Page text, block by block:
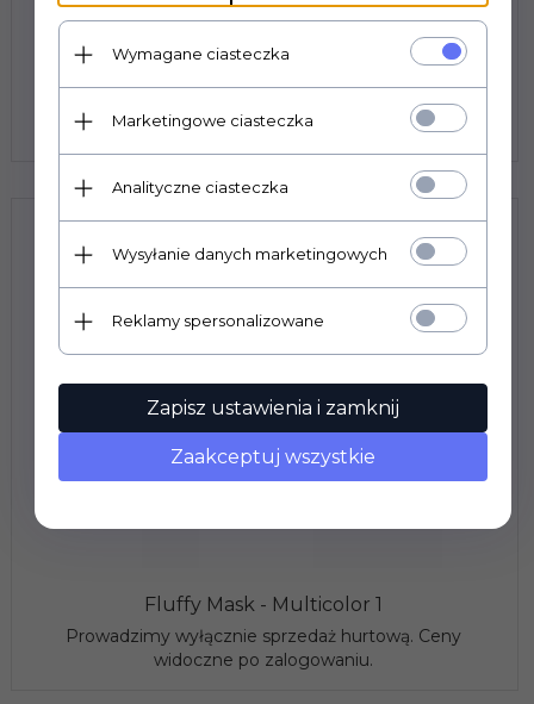
Prowadzimy wyłącznie sprzedaż hurtową. Ceny
widoczne po zalogowaniu.
Fluffy Mask - Multicolor 1
Prowadzimy wyłącznie sprzedaż hurtową. Ceny
widoczne po zalogowaniu.
Wymagane ciasteczka
Marketingowe ciasteczka
Analityczne ciasteczka
Wysyłanie danych marketingowych
Reklamy spersonalizowane
Zapisz ustawienia i zamknij
Zaakceptuj wszystkie